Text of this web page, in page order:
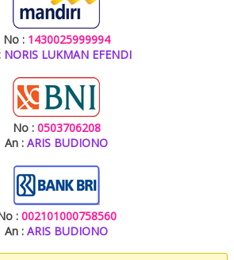
No : 1430025999994
NORIS LUKMAN EFENDI
No : 0503706208
An : ARIS BUDIONO
: 002101000758560
An : ARIS BUDIONO